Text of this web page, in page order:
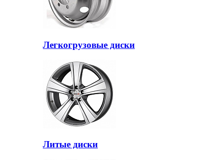
Легкогрузовые диски
Литые диски